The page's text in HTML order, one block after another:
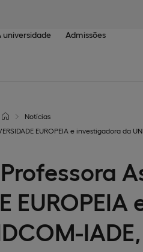
universidade Admissões
Notícias
EUROPEIA e investigadora da
EUROPEIA